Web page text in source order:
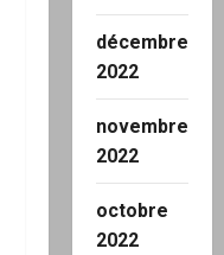
décembre
2022
novembre
2022
octobre
2022